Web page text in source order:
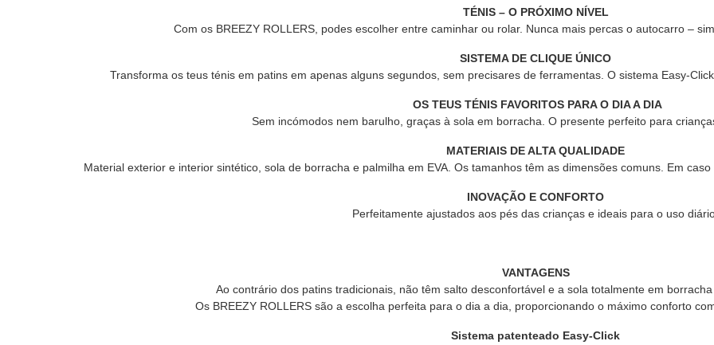
TÉNIS – O PRÓXIMO NÍVEL
Com os BREEZY ROLLERS, podes escolher entre caminhar ou rolar. Nunca mais percas o autocarro –
SISTEMA DE CLIQUE ÚNICO
Transforma os teus ténis em patins em apenas alguns segundos, sem precisares de ferramentas. O sistema Easy-
OS TEUS TÉNIS FAVORITOS PARA O DIA A DIA
Sem incómodos nem barulho, graças à sola em borracha. O presente perfeito para
MATERIAIS DE ALTA QUALIDADE
Material exterior e interior sintético, sola de borracha e palmilha em EVA. Os tamanhos têm as dimensões comuns. Em
INOVAÇÃO E CONFORTO
Perfeitamente ajustados aos pés das crianças e ideais para o uso
VANTAGENS
Ao contrário dos patins tradicionais, não têm salto desconfortável e a sola totalmente em
Os BREEZY ROLLERS são a escolha perfeita para o dia a dia, proporcionando o máximo conforto
Sistema patenteado Easy-Click